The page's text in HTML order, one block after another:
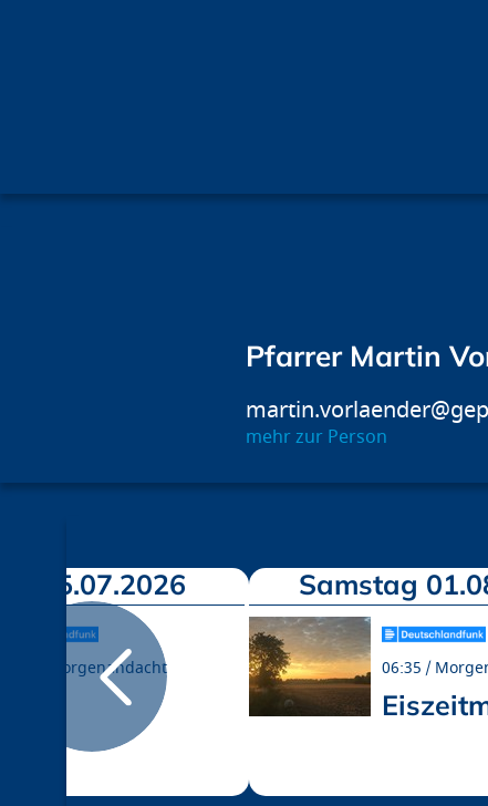
Pfarrer Martin
mehr zur Person
15.07.2026
Morgenandacht
Samstag
06:35